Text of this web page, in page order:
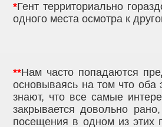
*Гент территориально
одного места осмотра к
**Нам часто попадаются
основываясь на том что оба
знают, что все самые
закрывается довольно
посещения в одном из этих